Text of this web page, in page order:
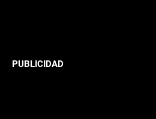
PUBLICIDAD